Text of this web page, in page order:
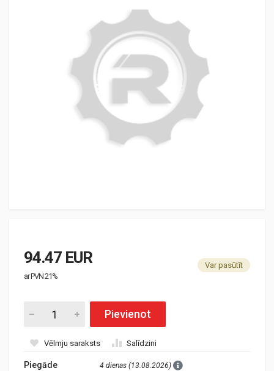
94.47 EUR
ar PVN 21%
Var pasūtīt
Pievienot
Vēlmju saraksts Salīdzini
Piegāde 4 dienas (13.08.2026)